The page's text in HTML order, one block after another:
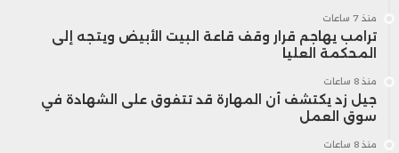
منذ 7 ساعات
ترامب يهاجم قرار وقف قاعة البيت الأبيض ويتجه إلى
المحكمة العليا
منذ 8 ساعات
جيل زد يكتشف أن المهارة قد تتفوق على الشهادة في
سوق العمل
منذ 8 ساعات